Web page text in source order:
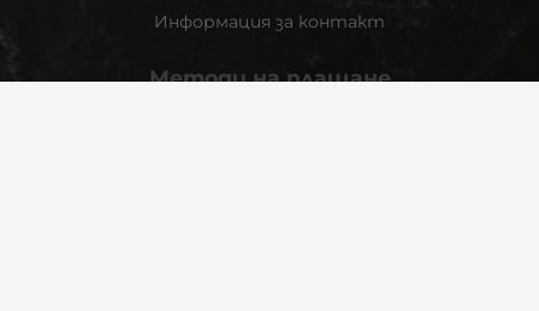
Информация за контакт
Методи на плащане